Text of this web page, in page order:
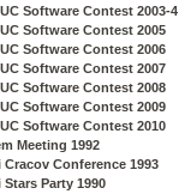
Software Contest 2003-4
Software Contest 2005
Software Contest 2006
Software Contest 2007
Software Contest 2008
Software Contest 2009
Software Contest 2010
Meeting 1992
Cracov Conference 1993
Stars Party 1990